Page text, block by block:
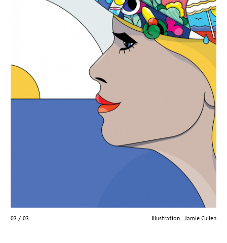
01 / 03 Illustration : Jamie Cullen